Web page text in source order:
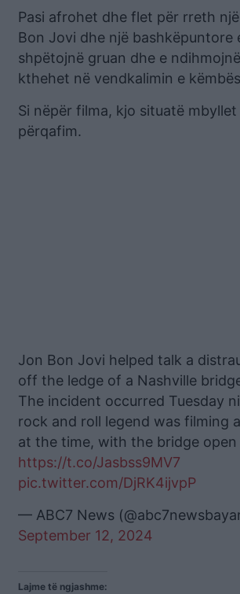
Pasi afrohet dhe flet për rreth
Bon Jovi dhe një bashkëpuntore
shpëtojnë gruan dhe e
kthehet në vendkalimin e
Si nëpër filma, kjo situatë mbyllet
përqafim.
Jon Bon Jovi helped talk a
off the ledge of a Nashville
The incident occurred Tuesday
rock and roll legend was filming
at the time, with the bridge
https://t.co/Jasbss9MV7
pic.twitter.com/DjRK4ijvpP
— ABC7 News
September 12, 2024
Lajme të ngjashme: